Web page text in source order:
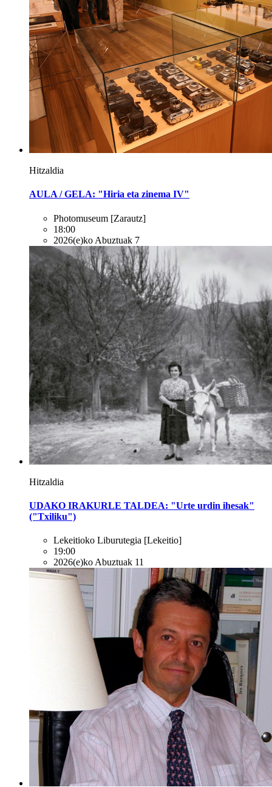
Hitzaldia
AULA / GELA: "Hiria eta zinema IV"
Photomuseum [Zarautz]
18:00
2026(e)ko Abuztuak 7
Hitzaldia
UDAKO IRAKURLE TALDEA: "Urte urdin ihesak"
("Txiliku")
Lekeitioko Liburutegia [Lekeitio]
19:00
2026(e)ko Abuztuak 11